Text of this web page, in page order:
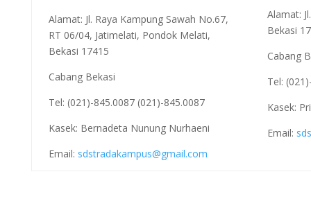
Alamat: Jl. Raya Kampung Sawah No.67,
RT 06/04, Jatimelati, Pondok Melati,
Bekasi 17415
Cabang Bekasi
Tel: (021)-845.0087 (021)-845.0087
Kasek: Bernadeta Nunung Nurhaeni
Email: sdstradakampus@gmail.com
Alamat:
Bekasi
Cabang
Tel:
Kasek:
Email: